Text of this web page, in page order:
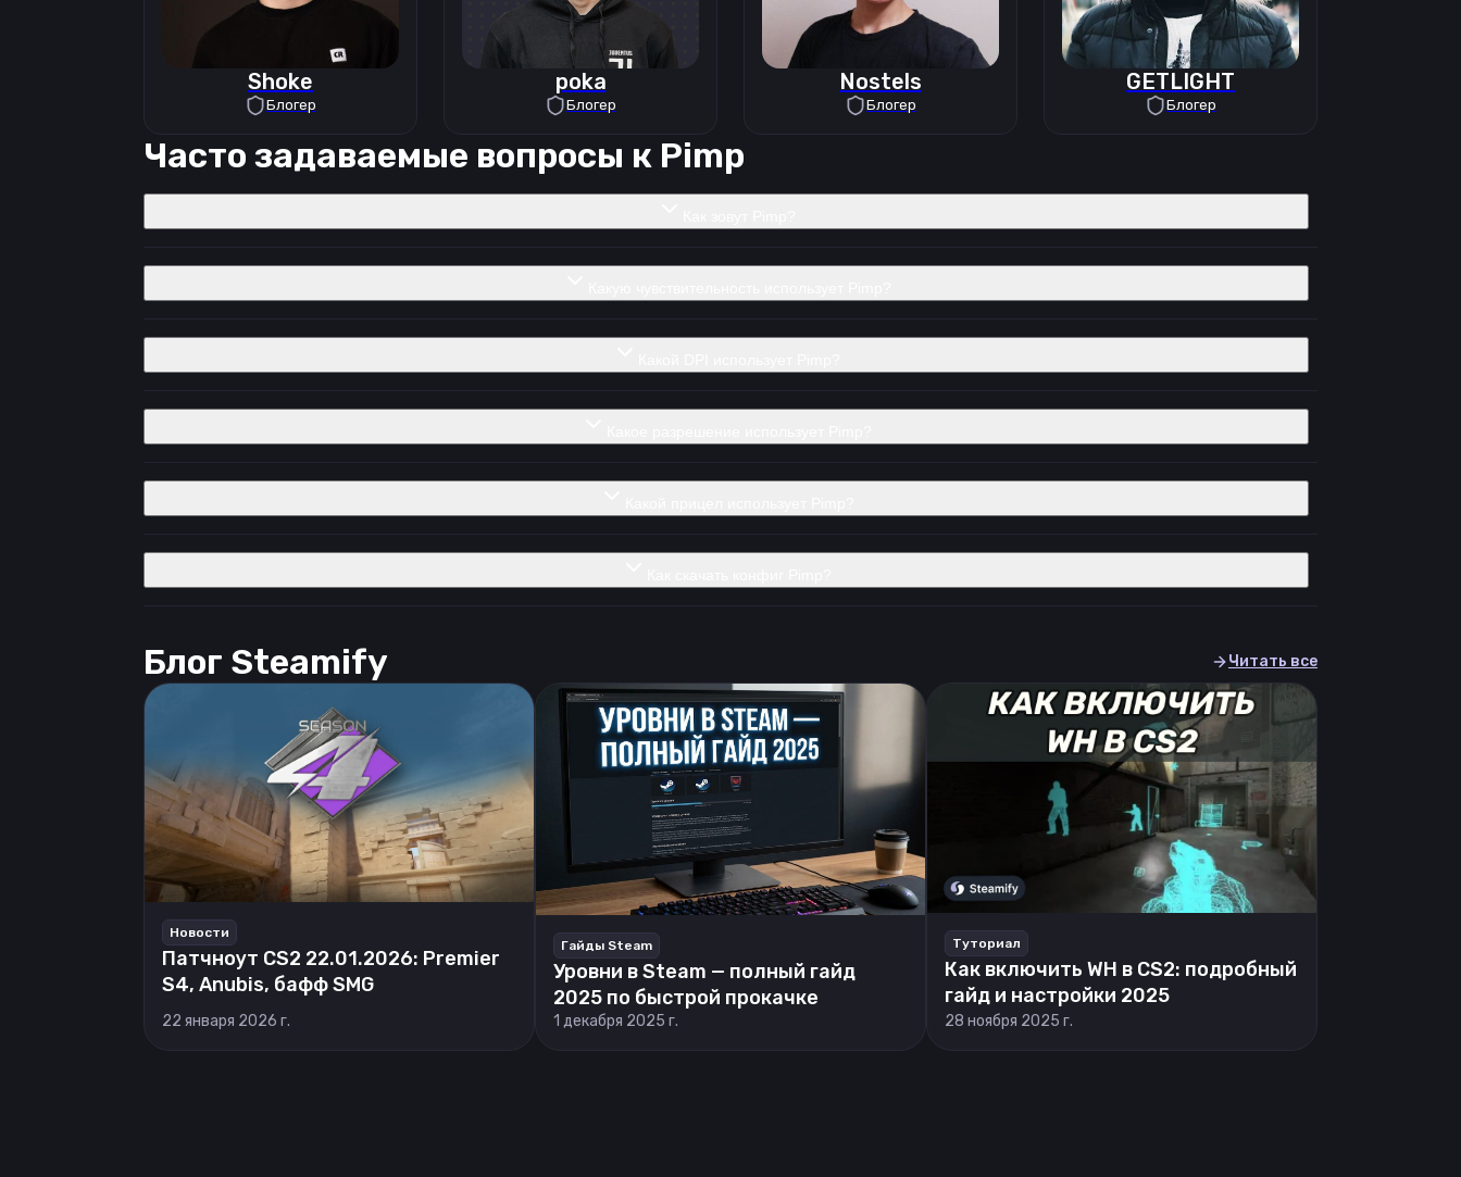
Shoke
Блогер
poka
Блогер
Nostels
Блогер
GETLIGHT
Блогер
Часто задаваемые вопросы к Pimp
Блог Steamify Читать все
Новости
Патчноут CS2 22.01.2026: Premier
S4, Anubis, бафф SMG
22 января 2026 г.
Гайды Steam
Уровни в Steam — полный гайд
2025 по быстрой прокачке
1 декабря 2025 г.
Туториал
Как включить WH в CS2: подробный
гайд и настройки 2025
28 ноября 2025 г.